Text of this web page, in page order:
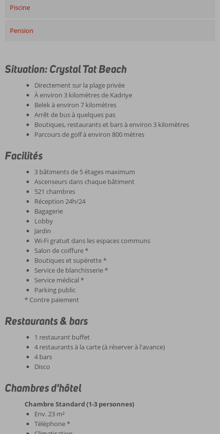
Piscine
Pension
Situation: Crystal Tat Beach
Directement sur la plage privée
À environ 3 kilomètres de Kadriye
Belek à environ 7 kilomètres
Arrêt de bus à quelques pas
Boutiques, restaurants et bars à environ 3 kilomètres
Parcours de golf à environ 800 mètres
Facilités
3 bâtiments de 5 étages maximum
Ascenseurs dans chaque bâtiment
521 chambres
Réception 24h/24
Bagagerie
Lobby
Jardin
Wi-Fi gratuit dans les espaces communs
Salon de coiffure *
Boutiques et supérette *
Service de blanchisserie *
Service médical *
Parking public
* Contre paiement
Restaurants & bars
1 restaurant buffet
4 restaurants à la carte (à réserver à l'avance)
4 bars
Disco
Chambres d'hôtel
Chambre Standard (1-3 personnes)
Env. 23 m²
Téléphone *